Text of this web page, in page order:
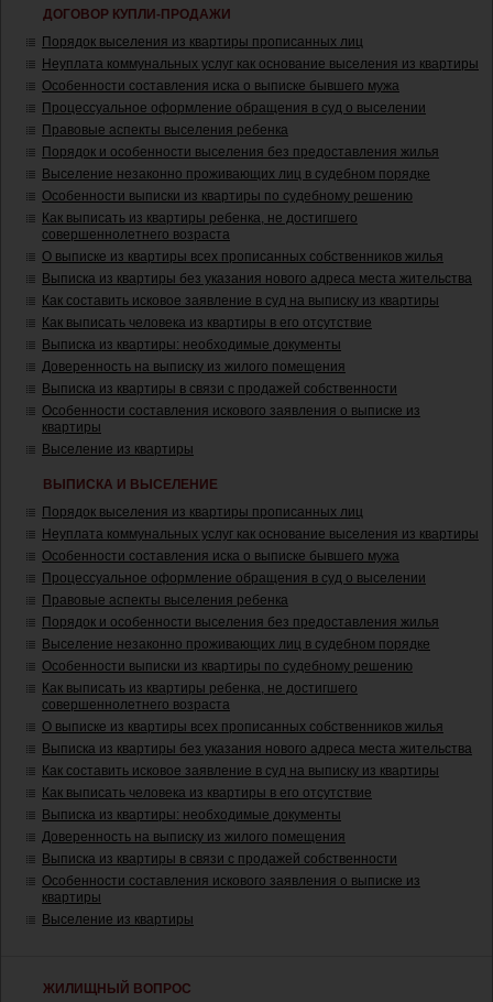
ДОГОВОР КУПЛИ-ПРОДАЖИ
Порядок выселения из квартиры прописанных лиц
Неуплата коммунальных услуг как основание выселения из квартиры
Особенности составления иска о выписке бывшего мужа
Процессуальное оформление обращения в суд о выселении
Правовые аспекты выселения ребенка
Порядок и особенности выселения без предоставления жилья
Выселение незаконно проживающих лиц в судебном порядке
Особенности выписки из квартиры по судебному решению
Как выписать из квартиры ребенка, не достигшего
совершеннолетнего возраста
О выписке из квартиры всех прописанных собственников жилья
Выписка из квартиры без указания нового адреса места жительства
Как составить исковое заявление в суд на выписку из квартиры
Как выписать человека из квартиры в его отсутствие
Выписка из квартиры: необходимые документы
Доверенность на выписку из жилого помещения
Выписка из квартиры в связи с продажей собственности
Особенности составления искового заявления о выписке из
квартиры
Выселение из квартиры
ВЫПИСКА И ВЫСЕЛЕНИЕ
Порядок выселения из квартиры прописанных лиц
Неуплата коммунальных услуг как основание выселения из квартиры
Особенности составления иска о выписке бывшего мужа
Процессуальное оформление обращения в суд о выселении
Правовые аспекты выселения ребенка
Порядок и особенности выселения без предоставления жилья
Выселение незаконно проживающих лиц в судебном порядке
Особенности выписки из квартиры по судебному решению
Как выписать из квартиры ребенка, не достигшего
совершеннолетнего возраста
О выписке из квартиры всех прописанных собственников жилья
Выписка из квартиры без указания нового адреса места жительства
Как составить исковое заявление в суд на выписку из квартиры
Как выписать человека из квартиры в его отсутствие
Выписка из квартиры: необходимые документы
Доверенность на выписку из жилого помещения
Выписка из квартиры в связи с продажей собственности
Особенности составления искового заявления о выписке из
квартиры
Выселение из квартиры
ЖИЛИЩНЫЙ ВОПРОС